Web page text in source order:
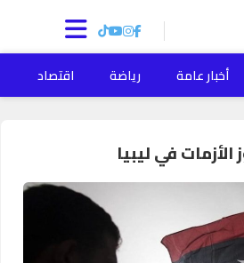
أخبار عامة رياضة اقتصاد
الأزمات في ليبيا